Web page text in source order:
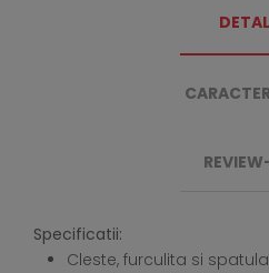
Specificatii:
Cleste, furculita si